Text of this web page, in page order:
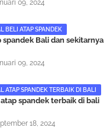
09, 2024
BELI ATAP SPANDEK
spandek Bali dan sekitarnya
09, 2024
ATAP SPANDEK TERBAIK DI BALI
spandek terbaik di bali
18, 2024